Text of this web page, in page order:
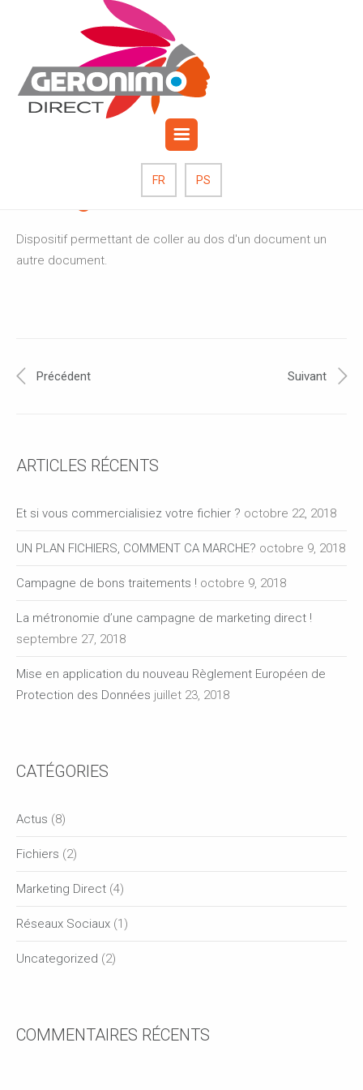
FR PS
Publié par: Admin_grnm
Kangourou
Dispositif permettant de coller au dos d'un document un
autre document.
Précédent Suivant
ARTICLES RÉCENTS
Et si vous commercialisiez votre fichier ? octobre 22, 2018
UN PLAN FICHIERS, COMMENT CA MARCHE? octobre 9, 2018
Campagne de bons traitements ! octobre 9, 2018
La métronomie d’une campagne de marketing direct !
septembre 27, 2018
Mise en application du nouveau Règlement Européen de
Protection des Données juillet 23, 2018
CATÉGORIES
Actus (8)
Fichiers (2)
Marketing Direct (4)
Réseaux Sociaux (1)
Uncategorized (2)
COMMENTAIRES RÉCENTS